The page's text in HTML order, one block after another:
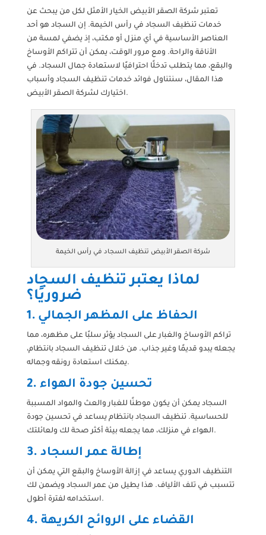
تعتبر شركة الصقر الأبيض الخيار الأمثل لكل من يبحث عن
خدمات تنظيف السجاد في رأس الخيمة. إن السجاد هو أحد
العناصر الأساسية في أي منزل أو مكتب، إذ يضفي لمسة من
الأناقة والراحة. ومع مرور الوقت، يمكن أن تتراكم الأوساخ
والبقع، مما يتطلب تدخلًا احترافيًا لاستعادة جمال السجاد. في
هذا المقال، سنتناول فوائد خدمات تنظيف السجاد وأسباب
اختيارك لشركة الصقر الأبيض.
شركة الصقر الأبيض تنظيف السجاد في رأس الخيمة
لماذا يعتبر تنظيف السجاد
ضروريًا؟
1. الحفاظ على المظهر الجمالي
تراكم الأوساخ والغبار على السجاد يؤثر سلبًا على مظهره، مما
يجعله يبدو قديمًا وغير جذاب. من خلال تنظيف السجاد بانتظام،
يمكنك استعادة رونقه وجماله.
2. تحسين جودة الهواء
السجاد يمكن أن يكون موطنًا للغبار والعث والمواد المسببة
للحساسية. تنظيف السجاد بانتظام يساعد في تحسين جودة
الهواء في منزلك، مما يجعله بيئة أكثر صحة لك ولعائلتك.
3. إطالة عمر السجاد
التنظيف الدوري يساعد في إزالة الأوساخ والبقع التي يمكن أن
تتسبب في تلف الألياف. هذا يطيل من عمر السجاد ويضمن لك
استخدامه لفترة أطول.
4. القضاء على الروائح الكريهة